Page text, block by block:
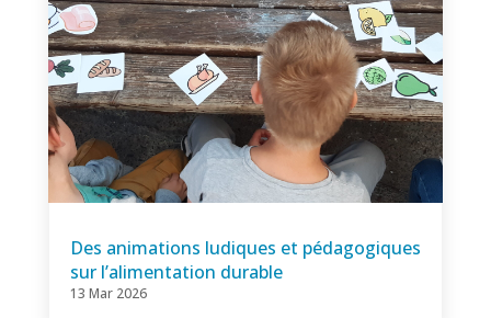
Des animations ludiques et pédagogiques
sur l’alimentation durable
13 Mar 2026